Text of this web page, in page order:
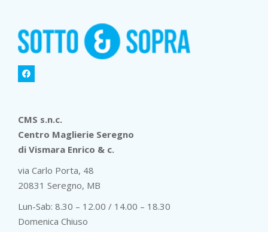
CMS s.n.c.
Centro Maglierie Seregno
di Vismara Enrico & c.
via Carlo Porta, 48
20831 Seregno, MB
Lun-Sab: 8.30 – 12.00 / 14.00 – 18.30
Domenica Chiuso